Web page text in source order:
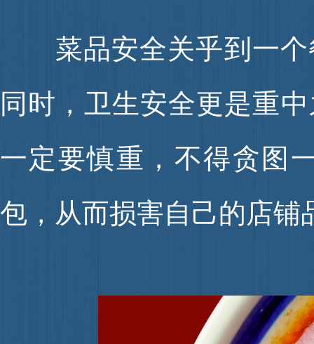
菜品安全关乎到一个
同时，卫生安全更是重
一定要慎重，不得贪图
包，从而损害自己的店铺